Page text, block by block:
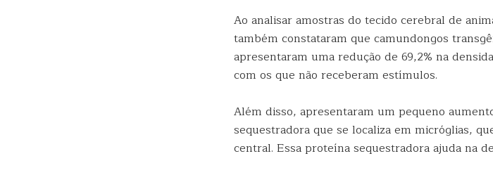
Ao analisar amostras do tecido cerebral de
também constataram que camundongos
apresentaram uma redução de 69,2% na
com os que não receberam estímulos.
Além disso, apresentaram um pequeno
sequestradora que se localiza em micróglias,
central. Essa proteína sequestradora ajuda na